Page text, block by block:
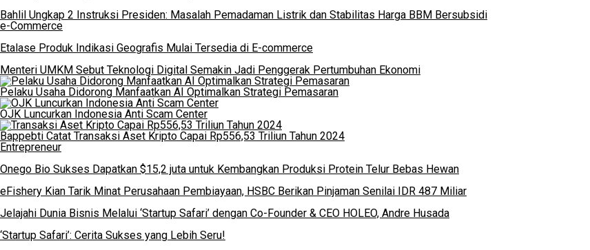
Bahlil Ungkap 2 Instruksi Presiden: Masalah Pemadaman Listrik dan Stabilitas Harga BBM Bersubsidi
e-Commerce
Etalase Produk Indikasi Geografis Mulai Tersedia di E-commerce
Menteri UMKM Sebut Teknologi Digital Semakin Jadi Penggerak Pertumbuhan Ekonomi
Pelaku Usaha Didorong Manfaatkan AI Optimalkan Strategi Pemasaran
OJK Luncurkan Indonesia Anti Scam Center
Bappebti Catat Transaksi Aset Kripto Capai Rp556,53 Triliun Tahun 2024
Entrepreneur
Onego Bio Sukses Dapatkan $15,2 juta untuk Kembangkan Produksi Protein Telur Bebas Hewan
eFishery Kian Tarik Minat Perusahaan Pembiayaan, HSBC Berikan Pinjaman Senilai IDR 487 Miliar
Jelajahi Dunia Bisnis Melalui ‘Startup Safari’ dengan Co-Founder & CEO HOLEO, Andre Husada
‘Startup Safari’: Cerita Sukses yang Lebih Seru!